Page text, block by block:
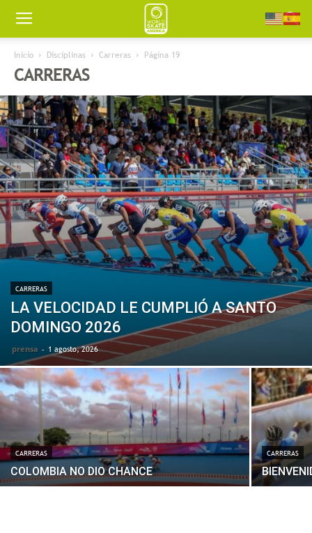
Worldskate
America
Inicio Disciplinas Carreras Página 19
CARRERAS
CARRERAS
LA VELOCIDAD LE CUMPLIÓ A SANTO
DOMINGO 2026
prensa - 1 agosto, 2026
CARRERAS
COLOMBIA NO DIO CHANCE
CARRERAS